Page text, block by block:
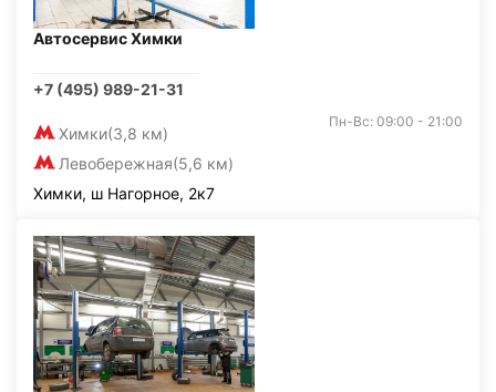
Автосервис Химки
+7 (495) 989-21-31
Химки(3,8 км)
Левобережная(5,6 км)
Пн-Вс: 09:00 - 21:00
Химки, ш Нагорное, 2к7